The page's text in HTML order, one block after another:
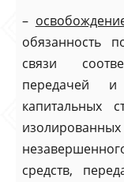
–
обязанность
связи
передачей и
капитальных
средств,